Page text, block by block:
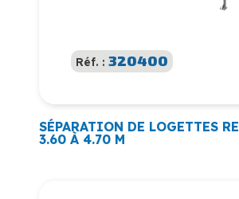
Réf. : 320400
SÉPARATION DE LOGETTES
3.60 À 4.70 M